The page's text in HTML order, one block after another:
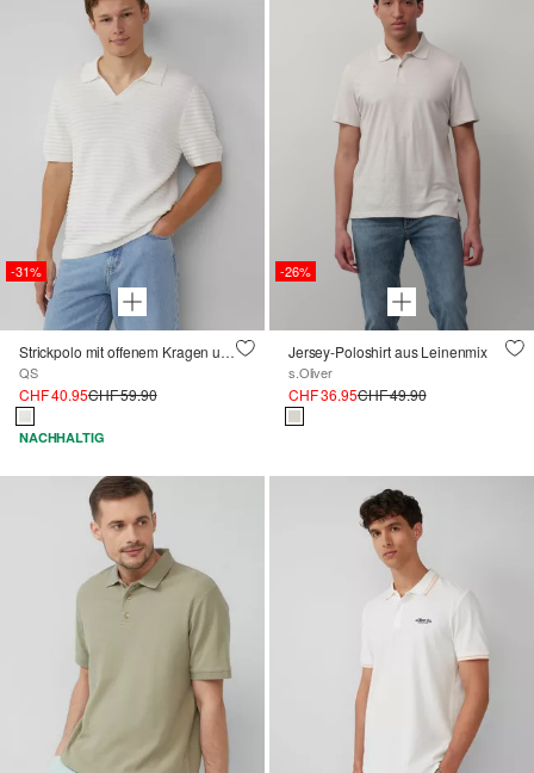
-31%
Strickpolo mit offenem Kragen und Struktur
QS
CHF 40.95CHF 59.90
NACHHALTIG
-26%
Jersey-Poloshirt aus Leinenmix
s.Oliver
CHF 36.95CHF 49.90